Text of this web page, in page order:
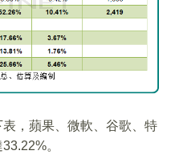
，蘋果、微軟、谷歌、特
。